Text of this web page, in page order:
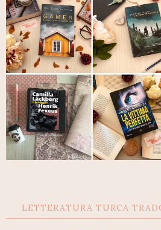
LETTERATURA TURCA